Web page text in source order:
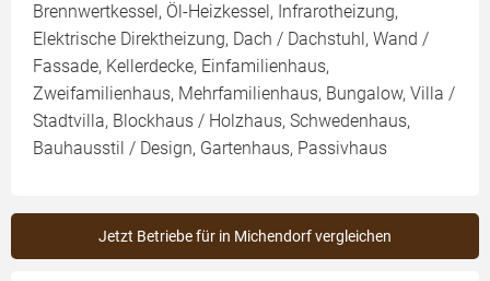
Brennwertkessel, Öl-Heizkessel, Infrarotheizung,
Elektrische Direktheizung, Dach / Dachstuhl, Wand /
Fassade, Kellerdecke, Einfamilienhaus,
Zweifamilienhaus, Mehrfamilienhaus, Bungalow, Villa /
Stadtvilla, Blockhaus / Holzhaus, Schwedenhaus,
Bauhausstil / Design, Gartenhaus, Passivhaus
Jetzt Betriebe für in Michendorf vergleichen